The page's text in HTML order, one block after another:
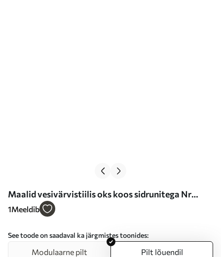
Maalid vesivärvistiilis oks koos sidrunitega Nr
s47124
1Meeldib
See toode on saadaval ka järgmistes toonides:
Modulaarne pilt Pilt lõuendil